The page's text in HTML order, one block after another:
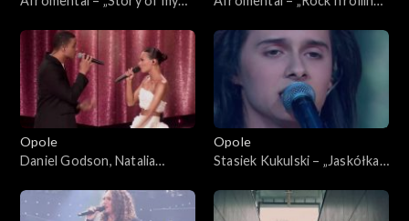
„SuperJedynki”
„SuperJedynki”
Opole
Daniel Godson, Natalia
KFPP: Koncert „Debiuty”
Opole
Stasiek Kukulski – „Jaskółka”.